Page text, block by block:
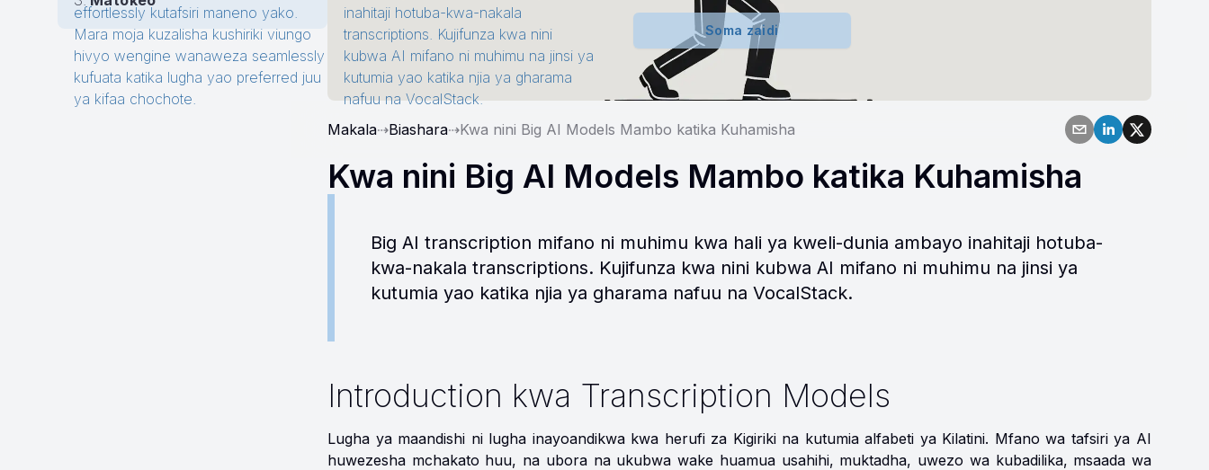
effortlessly kutafsiri maneno yako.
Mara moja kuzalisha kushiriki viungo
hivyo wengine wanaweza seamlessly
kufuata katika lugha yao preferred juu
ya kifaa chochote.
inahitaji hotuba-kwa-nakala
transcriptions. Kujifunza kwa nini
kubwa AI mifano ni muhimu na jinsi ya
kutumia yao katika njia ya gharama
nafuu na VocalStack.
Soma zaidi
Makala⇢Biashara⇢Kwa nini Big AI Models Mambo katika Kuhamisha
Kwa nini Big AI Models Mambo katika Kuhamisha
Big AI transcription mifano ni muhimu kwa hali ya kweli-dunia ambayo inahitaji hotuba-
kwa-nakala transcriptions. Kujifunza kwa nini kubwa AI mifano ni muhimu na jinsi ya
kutumia yao katika njia ya gharama nafuu na VocalStack.
Introduction kwa Transcription Models
Lugha ya maandishi ni lugha inayoandikwa kwa herufi za Kigiriki na kutumia alfabeti ya Kilatini. Mfano wa tafsiri ya AI
huwezesha mchakato huu, na ubora na ukubwa wake huamua usahihi, muktadha, uwezo wa kubadilika, msaada wa